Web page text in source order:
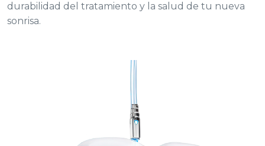
durabilidad del tratamiento y la salud de tu nueva
sonrisa.